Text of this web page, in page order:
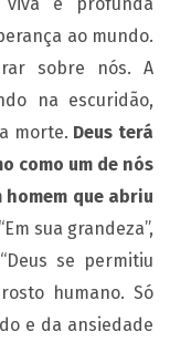
ao mundo.
sobre nós. A
na escuridão,
morte. Deus terá
como um de nós
que abriu
“Em sua grandeza”,
se permitiu
humano. Só
e da ansiedade